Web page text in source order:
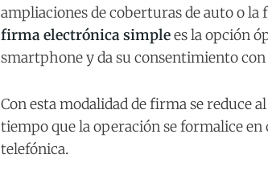
ampliaciones de coberturas de auto o
firma electrónica simplees la opción
smartphone y da su consentimiento
Con esta modalidad de firma se reduce
tiempo que la operación se formalice
telefónica.